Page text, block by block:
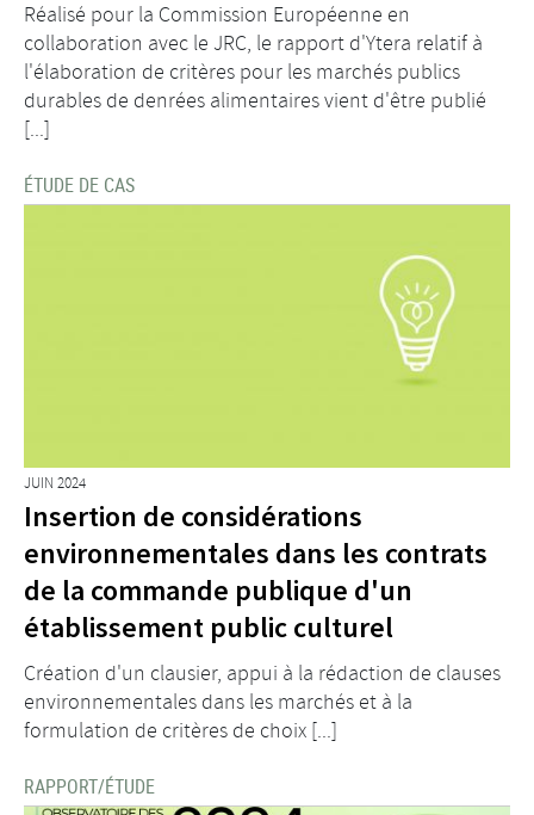
Réalisé pour la Commission Européenne en
collaboration avec le JRC, le rapport d'Ytera relatif à
l'élaboration de critères pour les marchés publics
durables de denrées alimentaires vient d'être publié
[...]
ÉTUDE DE CAS
JUIN 2024
Insertion de considérations
environnementales dans les contrats
de la commande publique d'un
établissement public culturel
Création d'un clausier, appui à la rédaction de clauses
environnementales dans les marchés et à la
formulation de critères de choix [...]
RAPPORT/ÉTUDE